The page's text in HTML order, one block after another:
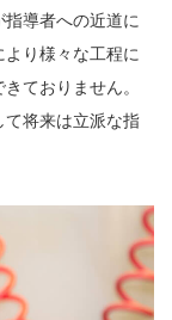
導者への近道に
り様々な工程に
ておりません。
将来は立派な指